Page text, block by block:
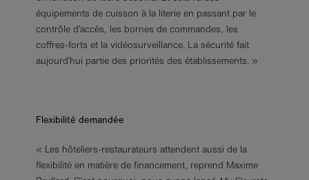
équipements de cuisson à la literie en passant par le
contrôle d’accès, les bornes de commandes, les
coffres-forts et la vidéosurveillance. La sécurité fait
aujourd’hui partie des priorités des établissements. »
Flexibilité demandée
« Les hôteliers-restaurateurs attendent aussi de la
flexibilité en matière de financement, reprend Maxime